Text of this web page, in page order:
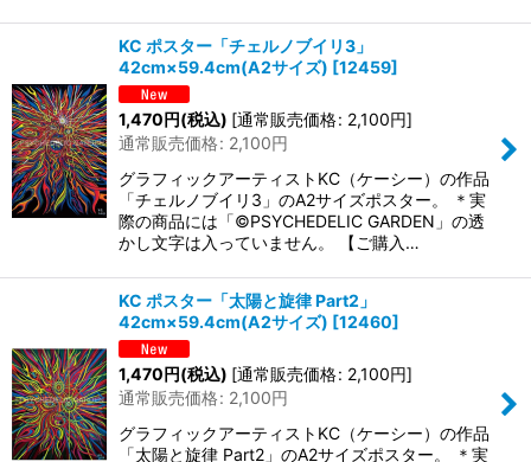
KC ポスター「チェルノブイリ3」
42cm×59.4cm(A2サイズ) [12459]
1,470円(税込) [通常販売価格: 2,100円]
通常販売価格: 2,100円
グラフィックアーティストKC（ケーシー）の作品
「チェルノブイリ3」のA2サイズポスター。 ＊実
際の商品には「©PSYCHEDELIC GARDEN」の透
かし文字は入っていません。 【ご購入…
KC ポスター「太陽と旋律 Part2」
42cm×59.4cm(A2サイズ) [12460]
1,470円(税込) [通常販売価格: 2,100円]
通常販売価格: 2,100円
グラフィックアーティストKC（ケーシー）の作品
「太陽と旋律 Part2」のA2サイズポスター。 ＊実